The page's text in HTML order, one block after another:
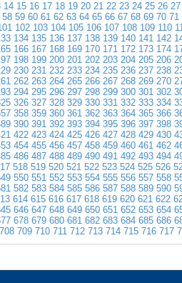
14 15 16 17 18 19 20 21 22 23 24 25 26 27
58 59 60 61 62 63 64 65 66 67 68 69 70 71
102 103 104 105 106 107 108 109 110
134 135 136 137 138 139 140 141 142
166 167 168 169 170 171 172 173 174
198 199 200 201 202 203 204 205 206
230 231 232 233 234 235 236 237 238
262 263 264 265 266 267 268 269 270
294 295 296 297 298 299 300 301 302
326 327 328 329 330 331 332 333 334
358 359 360 361 362 363 364 365 366
390 391 392 393 394 395 396 397 398
422 423 424 425 426 427 428 429 430
454 455 456 457 458 459 460 461 462
486 487 488 489 490 491 492 493 494
518 519 520 521 522 523 524 525 526
550 551 552 553 554 555 556 557 558
582 583 584 585 586 587 588 589 590
614 615 616 617 618 619 620 621 622
646 647 648 649 650 651 652 653 654
678 679 680 681 682 683 684 685 686
708 709 710 711 712 713 714 715 716 717